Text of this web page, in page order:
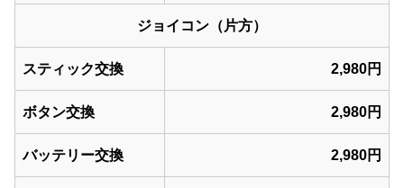
ジョイコン（片方）
スティック交換 2,980円
ボタン交換 2,980円
バッテリー交換 2,980円